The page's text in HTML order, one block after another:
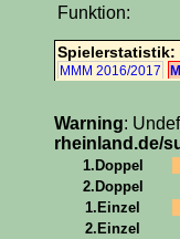
Funktion:
Spielerstatistik:
MMM 2016/2017
Warning:
rheinland.de/
1.Doppel
2.Doppel
1.Einzel
2.Einzel